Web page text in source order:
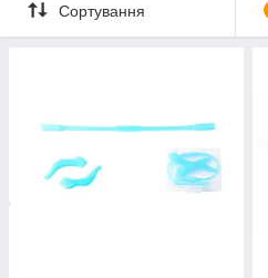
Сортування